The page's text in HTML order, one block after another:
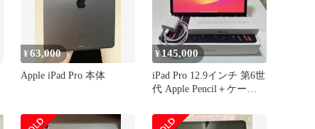
¥63,000
Apple iPad Pro 本体
¥145,000
iPad Pro 12.9インチ 第6世
代 Apple Pencil＋ケース付